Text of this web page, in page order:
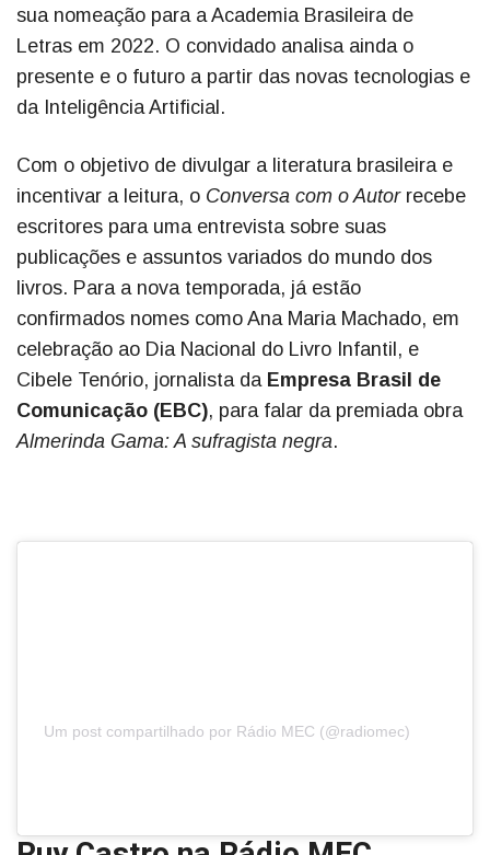
sua nomeação para a Academia Brasileira de
Letras em 2022. O convidado analisa ainda o
presente e o futuro a partir das novas tecnologias e
da Inteligência Artificial.
Com o objetivo de divulgar a literatura brasileira e
incentivar a leitura, o Conversa com o Autorrecebe
escritores para uma entrevista sobre suas
publicações e assuntos variados do mundo dos
livros. Para a nova temporada, já estão
confirmados nomes como Ana Maria Machado, em
celebração ao Dia Nacional do Livro Infantil, e
Cibele Tenório, jornalista da Empresa Brasil de
Comunicação (EBC), para falar da premiada obra
Almerinda Gama: A sufragista negra.
Um post compartilhado por Rádio MEC (@radiomec)